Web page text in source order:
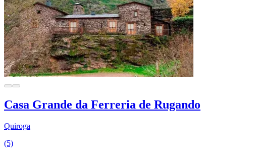
Casa Grande da Ferreria de Rugando
Quiroga
(5)